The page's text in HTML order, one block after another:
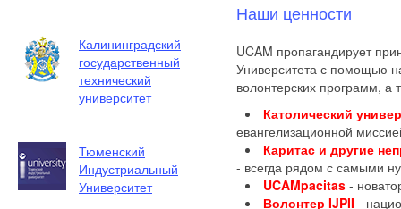
Калининградский
государственный
технический
университет
Тюменский
Индустриальный
Университет
Наши ценности
UCAM пропагандирует
Университета с помощью
волонтерских программ, а
Католический
евангелизационной
Каритас и другие
- всегда рядом с самыми
UCAMpacitas -
Волонтер IJPII -